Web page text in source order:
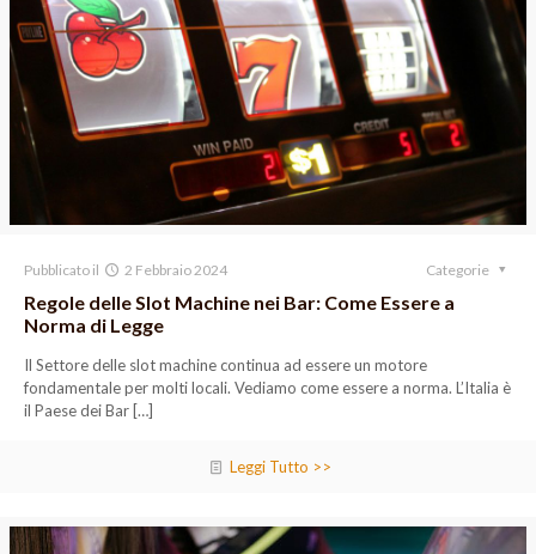
Pubblicato il 2 Febbraio 2024 Categorie
Regole delle Slot Machine nei Bar: Come Essere a
Norma di Legge
Il Settore delle slot machine continua ad essere un motore
fondamentale per molti locali. Vediamo come essere a norma. L’Italia è
il Paese dei Bar […]
Leggi Tutto >>